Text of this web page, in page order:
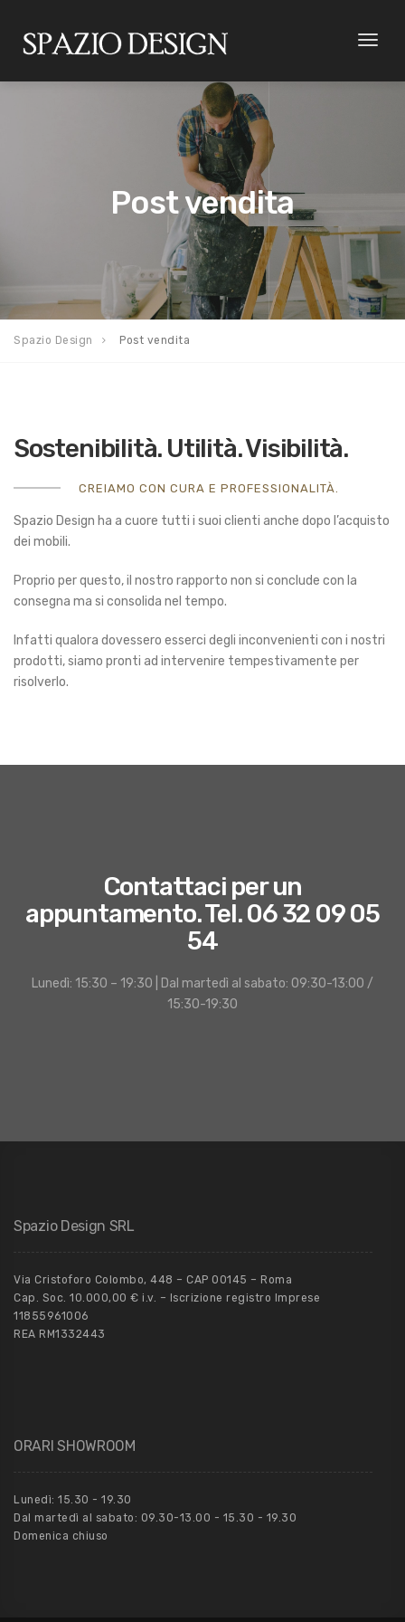
Toggle
Post vendita
Spazio Design Post vendita
Sostenibilità. Utilità. Visibilità.
CREIAMO CON CURA E PROFESSIONALITÀ.
Spazio Design ha a cuore tutti i suoi clienti anche dopo l’acquisto
dei mobili.
Proprio per questo, il nostro rapporto non si conclude con la
consegna ma si consolida nel tempo.
Infatti qualora dovessero esserci degli inconvenienti con i nostri
prodotti, siamo pronti ad intervenire tempestivamente per
risolverlo.
Contattaci per un
appuntamento. Tel. 06 32 09 05
54
Lunedì: 15:30 – 19:30 | Dal martedì al sabato: 09:30-13:00 /
15:30-19:30
Spazio Design SRL
Via Cristoforo Colombo, 448 – CAP 00145 – Roma
Cap. Soc. 10.000,00 € i.v. – Iscrizione registro Imprese
11855961006
REA RM1332443
ORARI SHOWROOM
Lunedì: 15.30 - 19.30
Dal martedì al sabato: 09.30-13.00 - 15.30 - 19.30
Domenica chiuso